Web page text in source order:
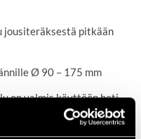
jousiteräksestä pitkään
Ø 90 – 175 mm
on valmis käyttöön heti
rengaspuristus työstä